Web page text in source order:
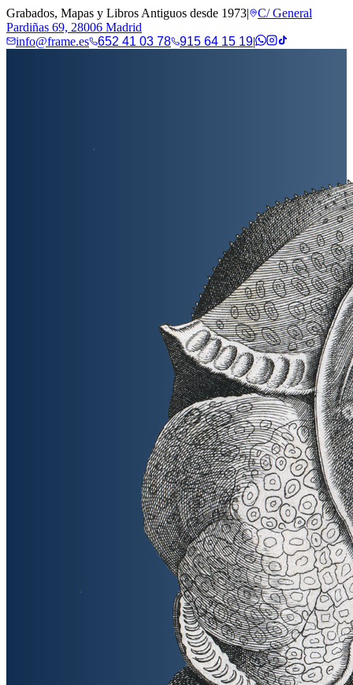
Grabados, Mapas y Libros Antiguos desde 1973|
C/ General
Pardiñas 69, 28006 Madrid
info@frame.es
652 41 03 78 915 64 15 19|